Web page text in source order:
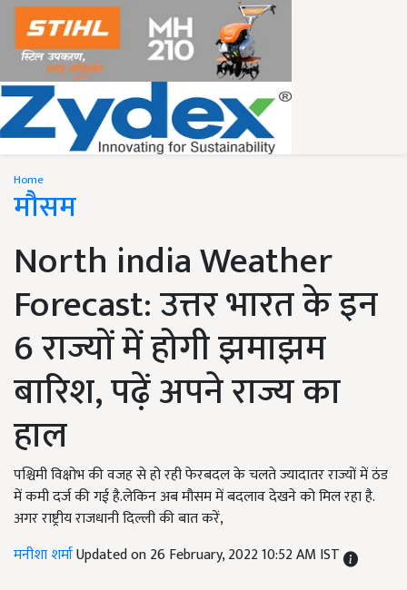
Home
मौसम
North india Weather
Forecast: उत्तर भारत के इन
6 राज्यों में होगी झमाझम
बारिश, पढ़ें अपने राज्य का
हाल
पश्चिमी विक्षोभ की वजह से हो रही फेरबदल के चलते ज्यादातर राज्यों में ठंड
में कमी दर्ज की गई है.लेकिन अब मौसम में बदलाव देखने को मिल रहा है.
अगर राष्ट्रीय राजधानी दिल्ली की बात करें,
मनीशा शर्माUpdated on 26 February, 2022 10:52 AM IST